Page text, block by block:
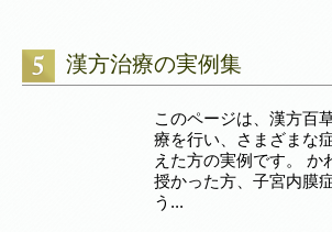
漢方治療の実例集
このページは、漢方百
療を行い、さまざまな
えた方の実例です。 か
授かった方、子宮内膜
う...